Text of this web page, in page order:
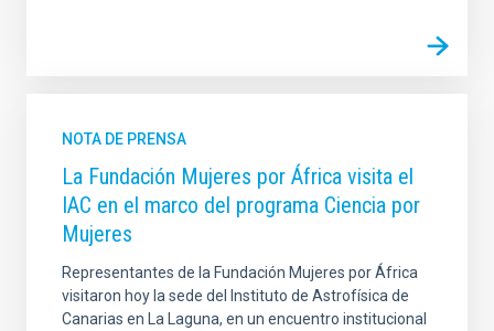
NOTA DE PRENSA
La Fundación Mujeres por África visita el
IAC en el marco del programa Ciencia por
Mujeres
Representantes de la Fundación Mujeres por África
visitaron hoy la sede del Instituto de Astrofísica de
Canarias en La Laguna, en un encuentro institucional